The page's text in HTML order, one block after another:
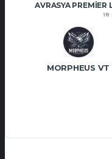
AVRASYA
18
MORPHEUS VT